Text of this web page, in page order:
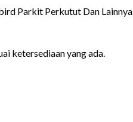
Parkit Perkutut Dan Lainnya.
ketersediaan yang ada.